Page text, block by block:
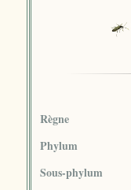
Règne
Phylum
Sous-phylum